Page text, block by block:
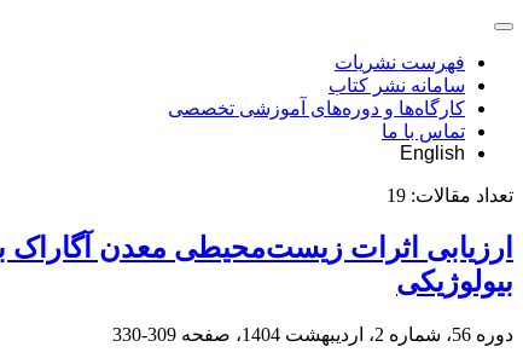
فهرست نشریات
سامانه نشر کتاب
کارگاه‌ها و دوره‌های آموزشی تخصصی
تماس با ما
English
تعداد مقالات: 19
ارزیابی اثرات زیست‌محیطی معدن آگاراک
بیولوژیکی
دوره 56، شماره 2، اردیبهشت 1404، صفحه 309-330